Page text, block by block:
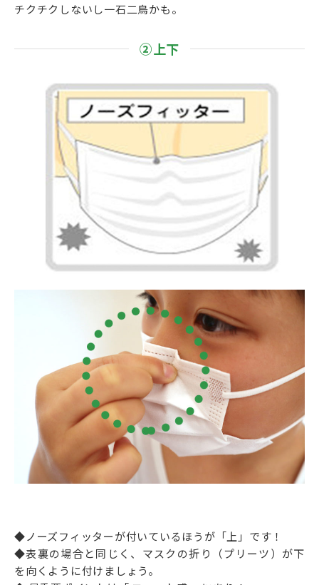
チクチクしないし一石二鳥かも。
②上下
◆ノーズフィッターが付いているほうが「上」です！
◆表裏の場合と同じく、マスクの折り（プリーツ）が下
を向くように付けましょう。